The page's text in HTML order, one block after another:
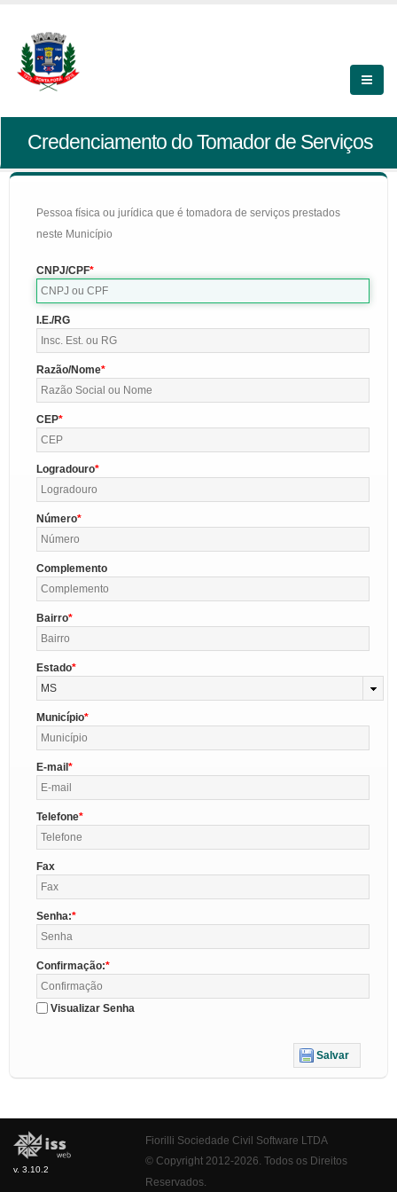
Credenciamento do Tomador de Serviços
Pessoa física ou jurídica que é tomadora de serviços prestados
neste Município
CNPJ/CPF
I.E./RG
Razão/Nome
CEP
Logradouro
Número
Complemento
Bairro
Estado
MS
Município
E-mail
Telefone
Fax
Senha:
Confirmação:
Visualizar Senha
Salvar
v. 3.10.2
Fiorilli Sociedade Civil Software LTDA
© Copyright 2012-2026. Todos os Direitos
Reservados.